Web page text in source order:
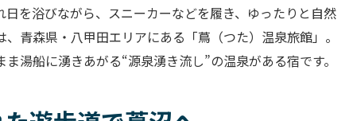
を浴びながら、スニーカーなどを履き、ゆったりと自然
青森県・八甲田エリアにある「蔦（つた）温泉旅館」。
湯船に湧きあがる“源泉湧き流し”の温泉がある宿です。